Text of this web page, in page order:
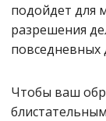
подойдет для
разрешения
повседневных
Чтобы ваш